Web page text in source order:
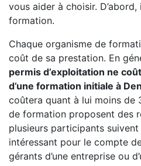
vous aider à choisir.
formation.
Chaque organisme de
coût de sa prestation. En
permis d’exploitation ne
d’une formation initiale à
coûtera quant à lui moins de
de formation proposent des
plusieurs participants
intéressant pour le compte
gérants d’une entreprise ou